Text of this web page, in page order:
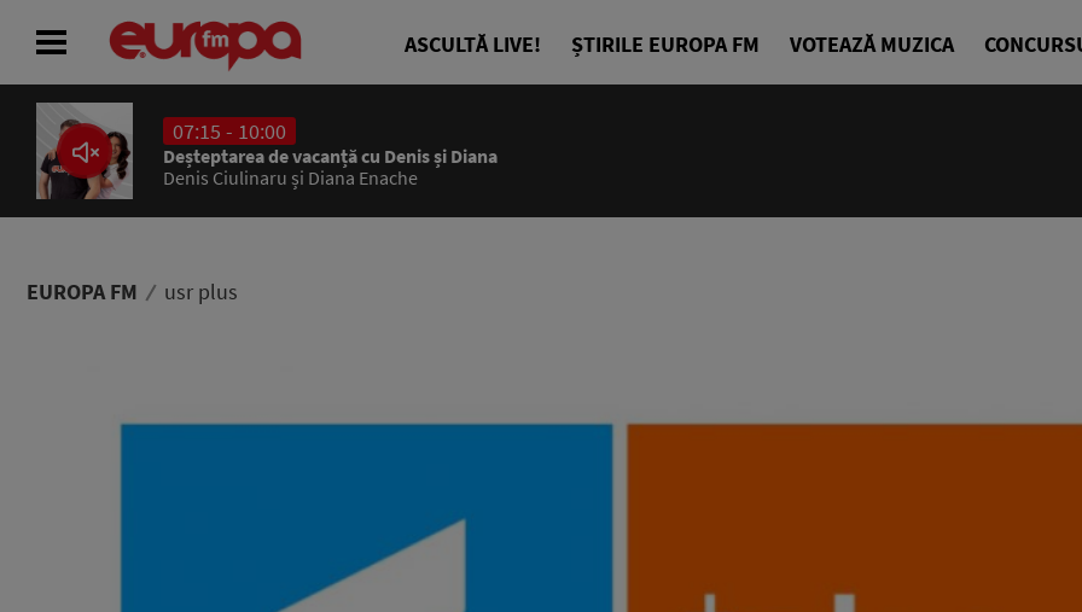
ASCULTĂ LIVE! ȘTIRILE EUROPA FM VOTEAZĂ MUZICA
07:15 - 10:00
Deșteptarea de vacanță cu Denis și Diana
Denis Ciulinaru și Diana Enache
EUROPA FM usr plus
ACASĂ
ȘTIRI